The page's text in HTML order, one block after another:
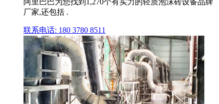
阿里巴巴为您找到1,270个有实力的轻质泡沫砖设备品牌
厂家,还包括 .
联系电话: 180 3780 8511